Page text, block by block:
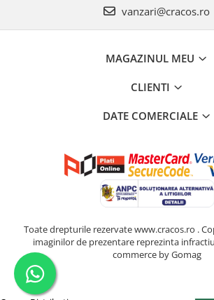
vanzari@cracos.ro
MAGAZINUL MEU
CLIENTI
DATE COMERCIALE
Toate drepturile rezervate www.cracos.ro .
imaginilor de prezentare reprezinta
commerce by Gomag